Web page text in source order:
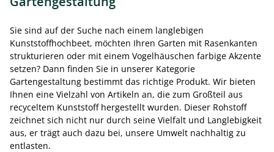
Sie sind auf der Suche nach einem langlebigen
Kunststoffhochbeet, möchten Ihren Garten mit Rasenkanten
strukturieren oder mit einem Vogelhäuschen farbige Akzente
setzen? Dann finden Sie in unserer Kategorie
Gartengestaltung bestimmt das richtige Produkt. Wir bieten
Ihnen eine Vielzahl von Artikeln an, die zum Großteil aus
recyceltem Kunststoff hergestellt wurden. Dieser Rohstoff
zeichnet sich nicht nur durch seine Vielfalt und Langlebigkeit
aus, er trägt auch dazu bei, unsere Umwelt nachhaltig zu
entlasten.